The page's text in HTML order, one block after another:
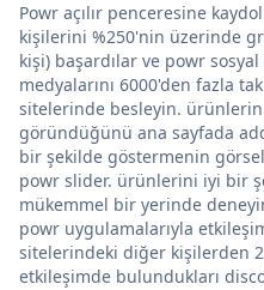
Powr açılır penceresine
kişilerini %250'nin üzerinde
kişi) başardılar ve powr
medyalarını 6000'den fazla
sitelerinde besleyin. ürünlerin
göründüğünü ana sayfada
bir şekilde göstermenin
powr slider. ürünlerini iyi bir
mükemmel bir yerinde
powr uygulamalarıyla
sitelerindeki diğer kişilerden
etkileşimde bulundukları